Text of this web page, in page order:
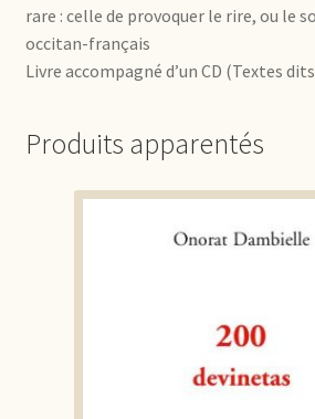
rare : celle de provoquer le rire, ou le
occitan-français
Livre accompagné d’un CD (Textes
Produits apparentés